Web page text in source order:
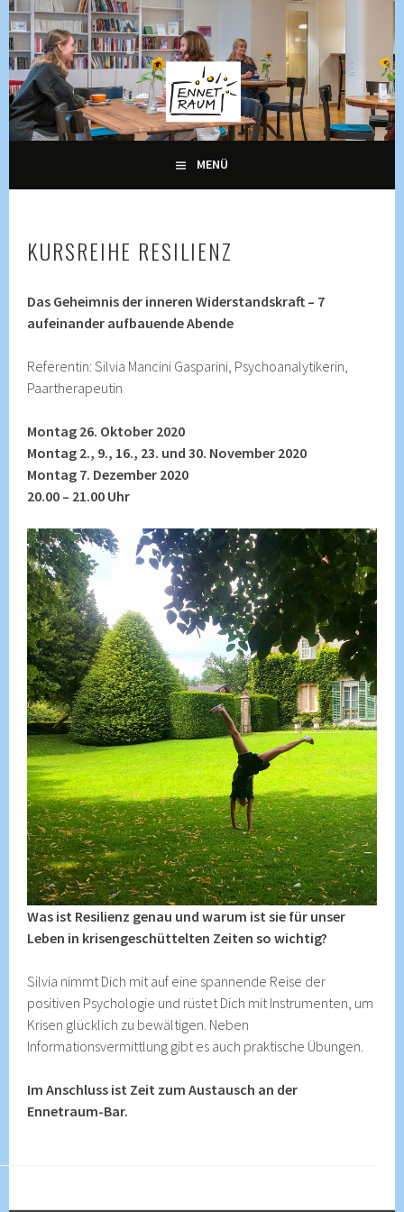
Springe
zum
Inhalt
ENNETRAUM –
KULTURZENTRUM
ENNETBADEN
KULTUR, KURSE UND VERANSTALTUNGEN FÜR ALLE
GENERATIONEN
MENÜ
KURSREIHE RESILIENZ
Das Geheimnis der inneren Widerstandskraft – 7
aufeinander aufbauende Abende
Referentin: Silvia Mancini Gasparini, Psychoanalytikerin,
Paartherapeutin
Montag 26. Oktober 2020
Montag 2., 9., 16., 23. und 30. November 2020
Montag 7. Dezember 2020
20.00 – 21.00 Uhr
Was ist Resilienz genau und warum ist sie für unser
Leben in krisengeschüttelten Zeiten so wichtig?
Silvia nimmt Dich mit auf eine spannende Reise der
positiven Psychologie und rüstet Dich mit Instrumenten, um
Krisen glücklich zu bewältigen. Neben
Informationsvermittlung gibt es auch praktische Übungen.
Im Anschluss ist Zeit zum Austausch an der
Ennetraum-Bar.